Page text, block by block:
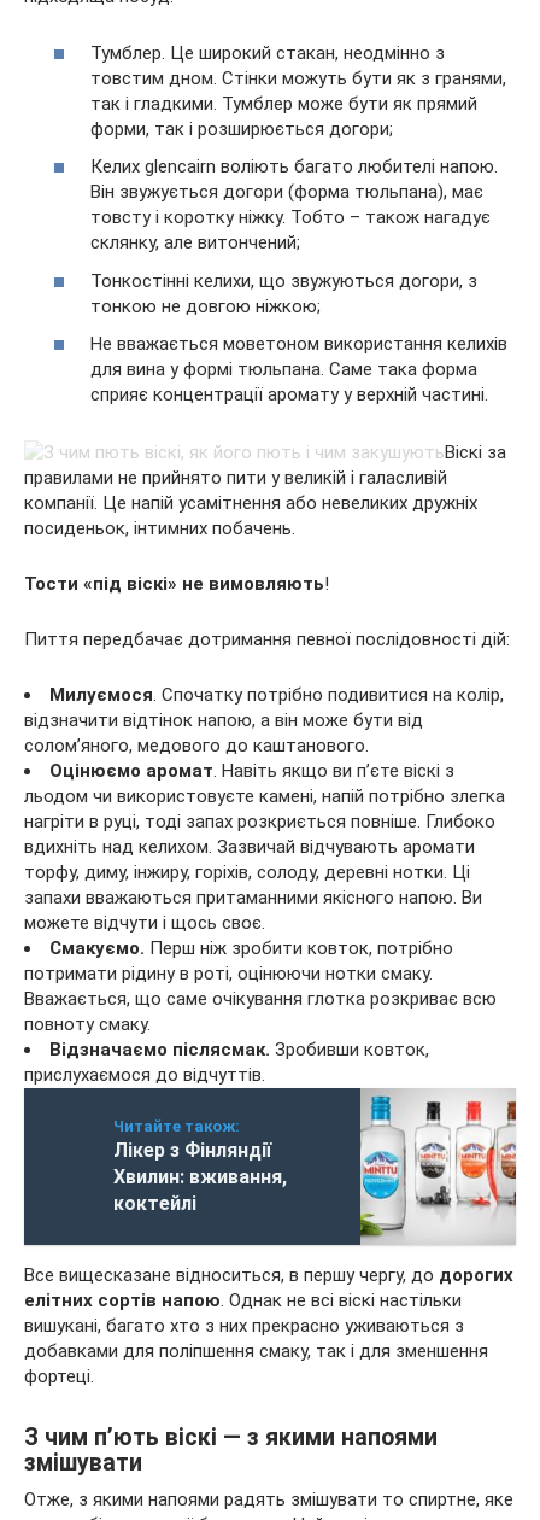
Тумблер. Це широкий стакан, неодмінно з
товстим дном. Стінки можуть бути як з гранями,
так і гладкими. Тумблер може бути як прямий
форми, так і розширюється догори;
Келих glencairn воліють багато любителі напою.
Він звужується догори (форма тюльпана), має
товсту і коротку ніжку. Тобто – також нагадує
склянку, але витончений;
Тонкостінні келихи, що звужуються догори, з
тонкою не довгою ніжкою;
Не вважається моветоном використання келихів
для вина у формі тюльпана. Саме така форма
сприяє концентрації аромату у верхній частині.
Віскі за
правилами не прийнято пити у великій і галасливій
компанії. Це напій усамітнення або невеликих дружніх
посиденьок, інтимних побачень.
Тости «під віскі» не вимовляють!
Пиття передбачає дотримання певної послідовності дій:
Милуємося. Спочатку потрібно подивитися на колір,
відзначити відтінок напою, а він може бути від
солом’яного, медового до каштанового.
Оцінюємо аромат. Навіть якщо ви п’єте віскі з
льодом чи використовуєте камені, напій потрібно злегка
нагріти в руці, тоді запах розкриється повніше. Глибоко
вдихніть над келихом. Зазвичай відчувають аромати
торфу, диму, інжиру, горіхів, солоду, деревні нотки. Ці
запахи вважаються притаманними якісного напою. Ви
можете відчути і щось своє.
Смакуємо. Перш ніж зробити ковток, потрібно
потримати рідину в роті, оцінюючи нотки смаку.
Вважається, що саме очікування глотка розкриває всю
повноту смаку.
Відзначаємо післясмак. Зробивши ковток,
прислухаємося до відчуттів.
Читайте також:
Лікер з Фінляндії
Хвилин: вживання,
коктейлі
Все вищесказане відноситься, в першу чергу, до дорогих
елітних сортів напою. Однак не всі віскі настільки
вишукані, багато хто з них прекрасно уживаються з
добавками для поліпшення смаку, так і для зменшення
фортеці.
З чим п’ють віскі — з якими напоями
змішувати
Отже, з якими напоями радять змішувати то спиртне, яке